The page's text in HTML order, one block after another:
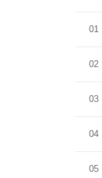
01
02
03
04
05